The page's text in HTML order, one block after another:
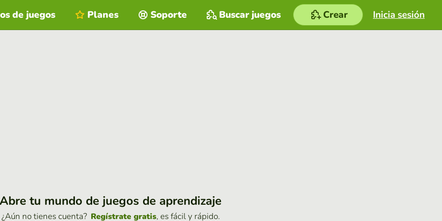
Inicia sesión
de juegos Planes Soporte Buscar juegos Crear
Abre tu mundo de juegos de aprendizaje
¿Aún no tienes cuenta? Regístrate gratis, es fácil y rápido.